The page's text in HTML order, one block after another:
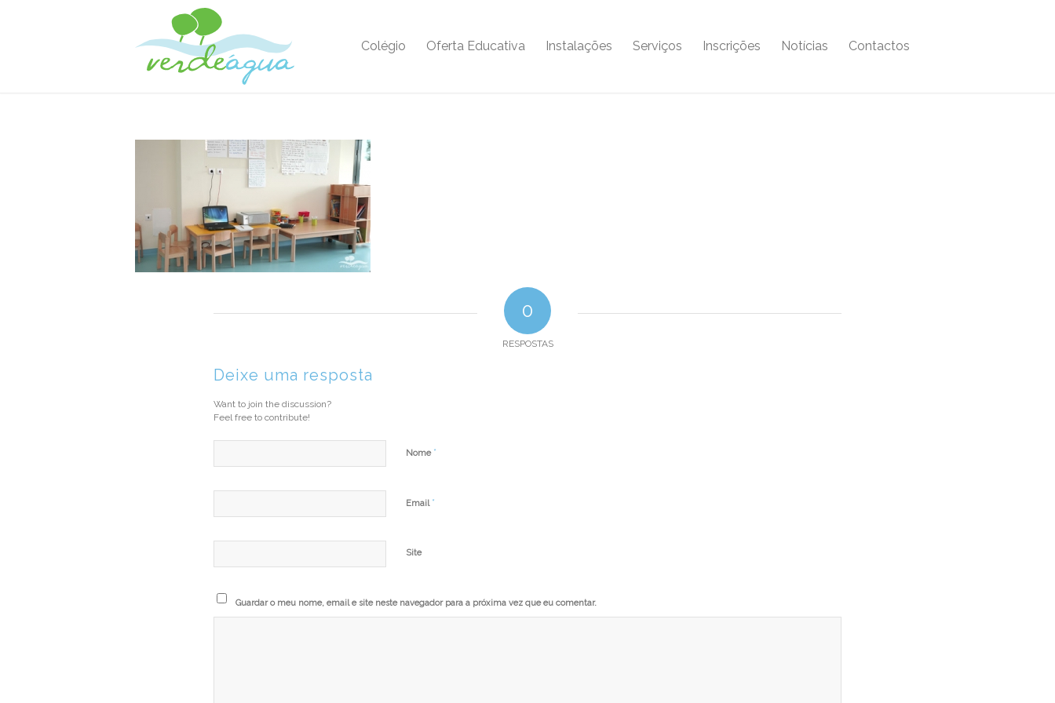
Colégio Oferta Educativa Instalações Serviços Inscrições Notícias Contactos
0
RESPOSTAS
Deixe uma resposta
Want to join the discussion?
Feel free to contribute!
Nome *
Email *
Site
Guardar o meu nome, email e site neste navegador para a próxima vez que eu comentar.